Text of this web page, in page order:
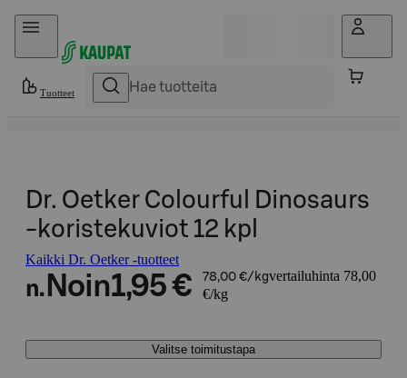
Hyppää sisältöön
Tuotteet
Dr. Oetker Colourful Dinosaurs
-koristekuviot 12 kpl
Kaikki Dr. Oetker -tuotteet
n. Noin1,95 € 78,00 €/kgvertailuhinta 78,00
€/kg
Valitse toimitustapa